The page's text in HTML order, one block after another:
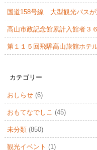
国道158号線 大型観光バスが
高山市政記念館累計入館者３
第１１５回飛騨高山旅館ホテ
カテゴリー
おしらせ(6)
おもてなでしこ (45)
未分類(850)
観光イベント (1)